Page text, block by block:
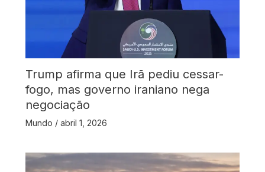
Trump afirma que Irã pediu cessar-
fogo, mas governo iraniano nega
negociação
Mundo / abril 1, 2026